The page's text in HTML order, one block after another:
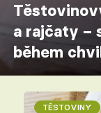
a rajčaty –
během
TĚSTOVINY